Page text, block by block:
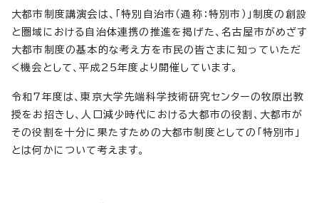
大都市制度講演会は、「特別自治市（通称：特別市）」制度の創設
と圏域における自治体連携の推進を掲げた、名古屋市がめざす
大都市制度の基本的な考え方を市民の皆さまに知っていただ
く機会として、平成25年度より開催しています。
令和7年度は、東京大学先端科学技術研究センターの牧原出教
授をお招きし、人口減少時代における大都市の役割、大都市が
その役割を十分に果たすための大都市制度としての「特別市」
とは何かについて考えます。